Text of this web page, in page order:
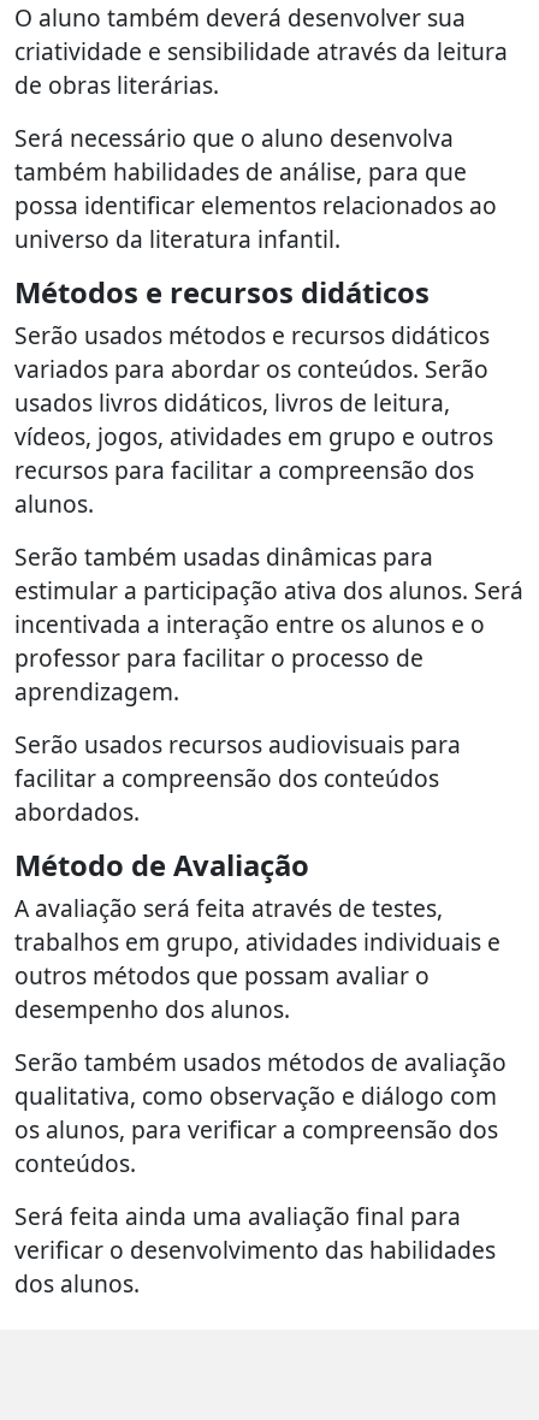
O aluno também deverá desenvolver sua
criatividade e sensibilidade através da leitura
de obras literárias.
Será necessário que o aluno desenvolva
também habilidades de análise, para que
possa identificar elementos relacionados ao
universo da literatura infantil.
Métodos e recursos didáticos
Serão usados métodos e recursos didáticos
variados para abordar os conteúdos. Serão
usados livros didáticos, livros de leitura,
vídeos, jogos, atividades em grupo e outros
recursos para facilitar a compreensão dos
alunos.
Serão também usadas dinâmicas para
estimular a participação ativa dos alunos. Será
incentivada a interação entre os alunos e o
professor para facilitar o processo de
aprendizagem.
Serão usados recursos audiovisuais para
facilitar a compreensão dos conteúdos
abordados.
Método de Avaliação
A avaliação será feita através de testes,
trabalhos em grupo, atividades individuais e
outros métodos que possam avaliar o
desempenho dos alunos.
Serão também usados métodos de avaliação
qualitativa, como observação e diálogo com
os alunos, para verificar a compreensão dos
conteúdos.
Será feita ainda uma avaliação final para
verificar o desenvolvimento das habilidades
dos alunos.